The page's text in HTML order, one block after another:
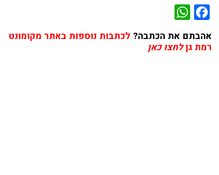
Facebook
אהבתם את הכתבה? לכתבות נוספות באתר מקומונט
רמת גןלחצו כאן